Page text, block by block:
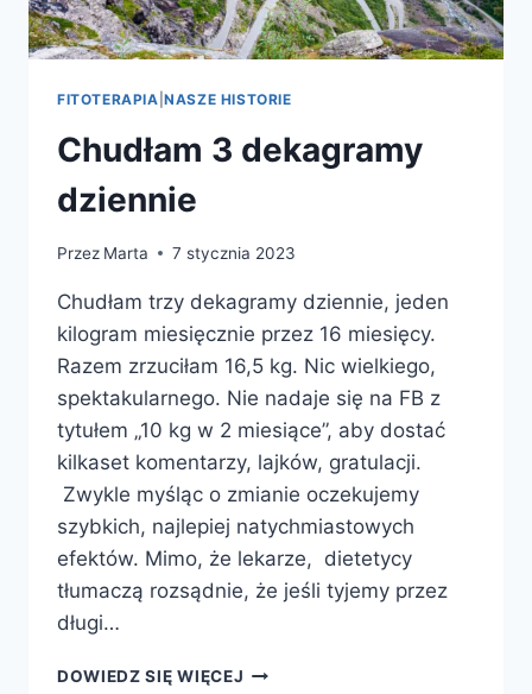
FITOTERAPIA |NASZE HISTORIE
Chudłam 3 dekagramy
dziennie
Przez Marta 7 stycznia 2023
Chudłam trzy dekagramy dziennie, jeden
kilogram miesięcznie przez 16 miesięcy.
Razem zrzuciłam 16,5 kg. Nic wielkiego,
spektakularnego. Nie nadaje się na FB z
tytułem „10 kg w 2 miesiące”, aby dostać
kilkaset komentarzy, lajków, gratulacji.
Zwykle myśląc o zmianie oczekujemy
szybkich, najlepiej natychmiastowych
efektów. Mimo, że lekarze, dietetycy
tłumaczą rozsądnie, że jeśli tyjemy przez
długi…
DOWIEDZ SIĘ WIĘCEJ CHUDŁAM